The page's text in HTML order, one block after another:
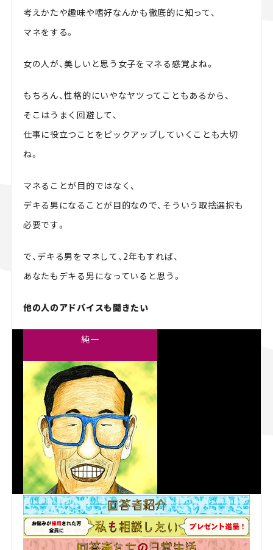
考えかたや趣味や嗜好なんかも徹底的に知って、
マネをする。
女の人が、美しいと思う女子をマネる感覚よね。
もちろん、性格的にいやなヤツってこともあるから、
そこはうまく回避して、
仕事に役立つことをピックアップしていくことも大切
ね。
マネることが目的ではなく、
デキる男になることが目的なので、そういう取捨選択も
必要です。
で、デキる男をマネして、2年もすれば、
あなたもデキる男になっていると思う。
他の人のアドバイスも聞きたい
純一
バンジョー